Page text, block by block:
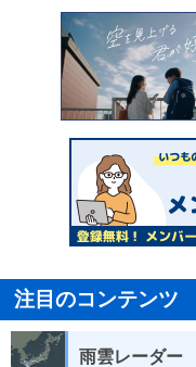
注目のコンテンツ
雨雲レーダー